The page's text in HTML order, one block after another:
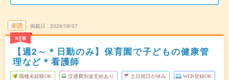
未読
NEW
掲載日 2026/08/07
【週2～＊日勤のみ】保育園で子どもの健康管
理など＊看護師
職種未経験OK 交通費別途支給あり 土日祝日が休み WEB登録OK